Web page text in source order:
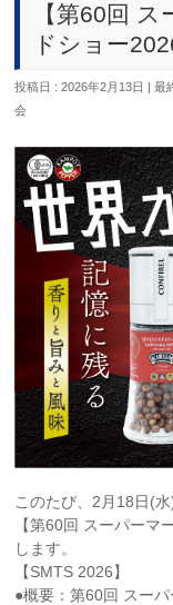
【第60回
ドショー
投稿日 : 2026年2月13日 最
会
このたび、2月18日(
【第60回 スーパーマ
します。
【SMTS 2026】
●概要：第60回 スー